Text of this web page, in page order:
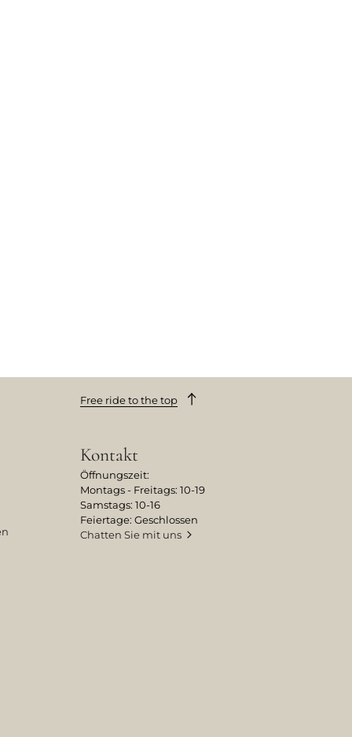
Free ride to the top
Kontakt
Öffnungszeit:
Montags - Freitags: 10-19
Samstags: 10-16
Feiertage: Geschlossen
Chatten Sie mit uns